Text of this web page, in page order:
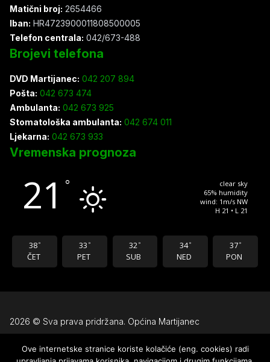
Matični broj: 2654466
Iban: HR4723900011808500005
Telefon centrala: 042/673-488
Brojevi telefona
DVD Martijanec: 042 207 894
Pošta: 042 673 474
Ambulanta: 042 673 925
Stomatološka ambulanta: 042 674 011
Ljekarna: 042 673 933
Vremenska prognoza
21 °
clear sky
65% humidity
wind: 1m/s NW
H 21 • L 21
38 °
ČET
33 °
PET
32 °
SUB
34 °
NED
37 °
PON
2026 © Sva prava pridržana. Općina Martijanec
Uvjeti korištenja
Ove internetske stranice koriste kolačiće (eng. cookies) radi